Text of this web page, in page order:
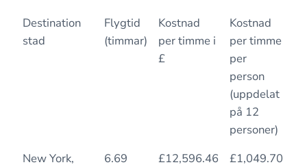
Privat
Destination
stad
Flygtid
(timmar)
Kostnad
per timme i
£
Kostnad
per timme
per
person
(uppdelat
på 12
personer)
New York,
6.69 £12,596.46 £1,049.70